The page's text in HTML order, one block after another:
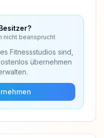
nicht beansprucht
Fitnessstudios sind,
übernehmen